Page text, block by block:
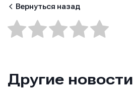
Вернуться назад
Другие новости